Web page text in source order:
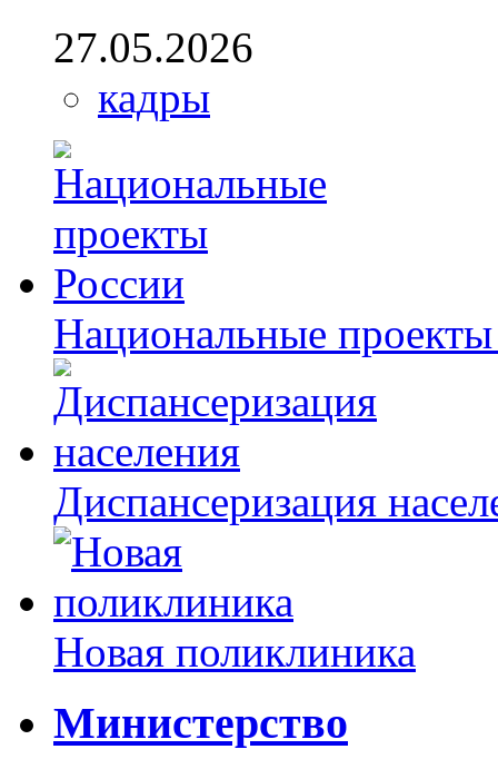
27.05.2026
кадры
Национальные
Диспансеризация
Новая поликлиника
Министерство